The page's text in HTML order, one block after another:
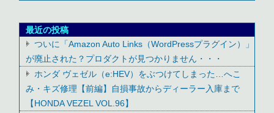
最近の投稿
ついに「Amazon Auto Links（WordPressプラグイン）」
が廃止された？プロダクトが見つかりません・・・
ホンダ ヴェゼル（e:HEV）をぶつけてしまった…へこ
み・キズ修理【前編】自損事故からディーラー入庫まで
【HONDA VEZEL VOL.96】